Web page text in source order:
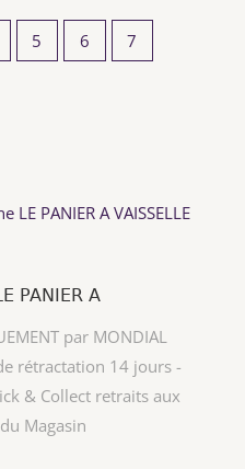
5 6 7
LE PANIER A VAISSELLE
PANIER A
par MONDIAL
rétractation 14 jours -
& Collect retraits aux
Magasin